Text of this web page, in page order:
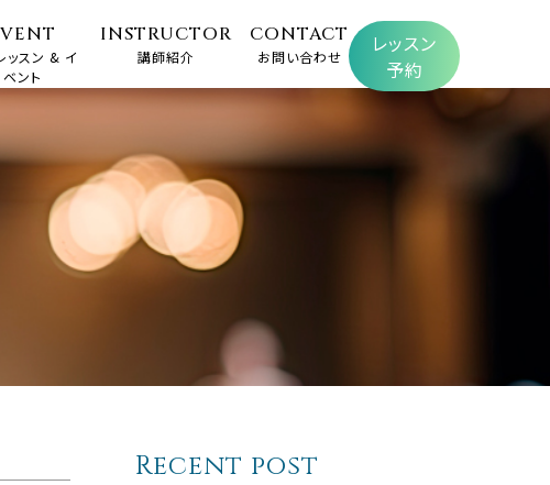
ッスン & イ
ベント
INSTRUCTOR
講師紹介
CONTACT
お問い合わせ
レッスン
予約
Recent post